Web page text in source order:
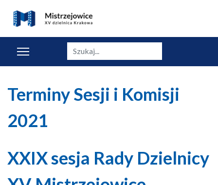
Szukaj
Terminy Sesji i Komisji
2021
XXIX sesja Rady Dzielnicy